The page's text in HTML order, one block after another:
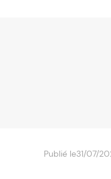
Publié le31/07/